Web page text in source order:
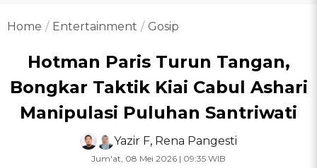
Home Entertainment Gosip
Hotman Paris Turun Tangan,
Bongkar Taktik Kiai Cabul Ashari
Manipulasi Puluhan Santriwati
Yazir F, Rena Pangesti
Jum'at, 08 Mei 2026 | 09:35 WIB